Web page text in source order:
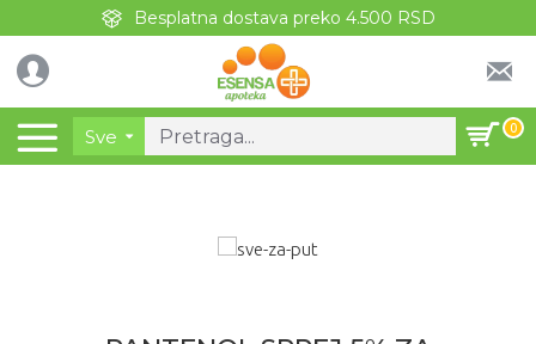
Besplatna dostava preko 4.500 RSD
Sve 0